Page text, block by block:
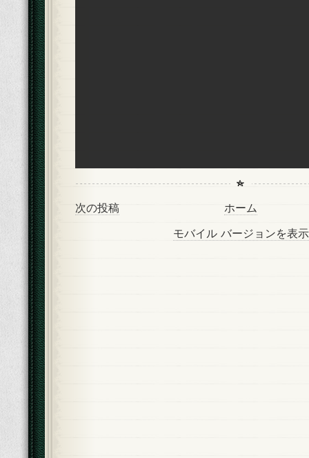
次の投稿
ホーム
モバイル バージョンを表示